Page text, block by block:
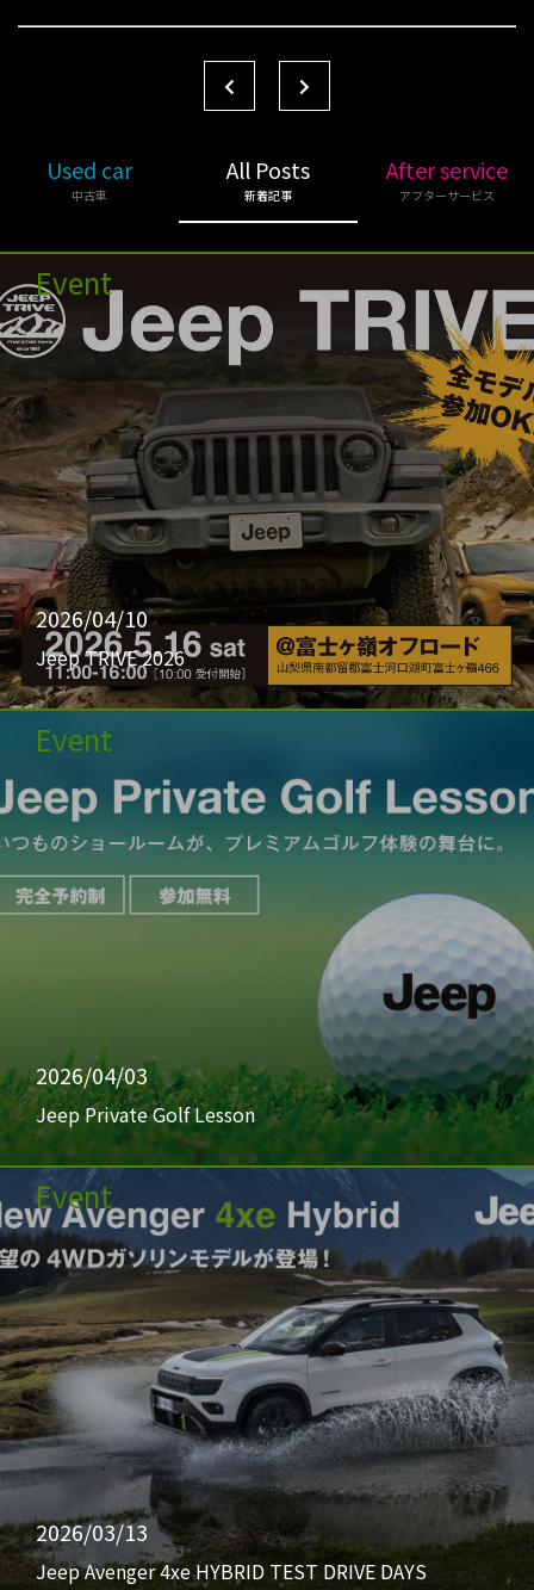
Used car
中古車
All Posts
新着記事
After service
アフターサービス
Event
2026/04/10
Jeep TRIVE 2026
Event
2026/04/03
Jeep Private Golf Lesson
Event
2026/03/13
Jeep Avenger 4xe HYBRID TEST DRIVE DAYS